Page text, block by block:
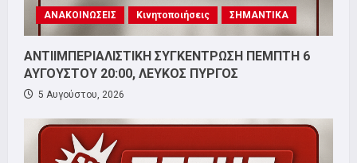
ΑΝΑΚΟΙΝΩΣΕΙΣ Κινητοποιήσεις ΣΗΜΑΝΤΙΚΑ
ΑΝΤΙΙΜΠΕΡΙΑΛΙΣΤΙΚΗ ΣΥΓΚΕΝΤΡΩΣΗ ΠΕΜΠΤΗ 6
ΑΥΓΟΥΣΤΟΥ 20:00, ΛΕΥΚΟΣ ΠΥΡΓΟΣ
5 Αυγούστου, 2026